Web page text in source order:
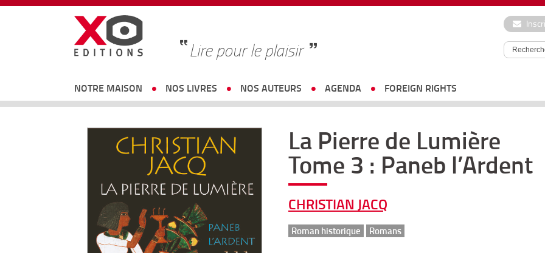
Lire pour le plaisir
NOTRE MAISON NOS LIVRES NOS AUTEURS AGENDA FOREIGN RIGHTS
La Pierre de Lumière
Tome 3 : Paneb l’Ardent
CHRISTIAN JACQ
Roman historique Romans